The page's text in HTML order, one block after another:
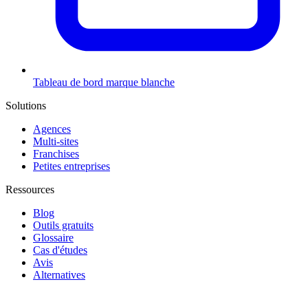
Tableau de bord marque blanche
Solutions
Agences
Multi-sites
Franchises
Petites entreprises
Ressources
Blog
Outils gratuits
Glossaire
Cas d'études
Avis
Alternatives